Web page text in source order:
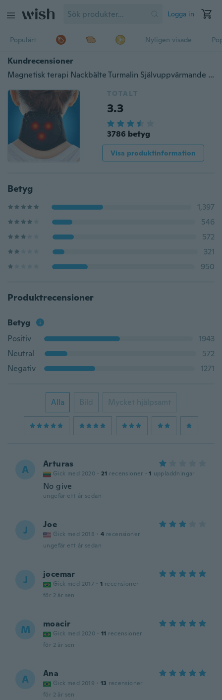
Logga in
Populärt Nyligen visade
Kundrecensioner
Magnetisk terapi Nackbälte Turmalin Självuppvärmande Magnetisk terapi Nacklindningsbälte Bälte Smärtlindring halskota Skydda
TOTALT
3.3
3786 betyg
Visa produktinformation
Betyg
1,397
546
572
321
950
Produktrecensioner
Betyg
Positiv
1943
Neutral
572
Negativ
1271
Alla Bild Mycket hjälpsamt
A Arturas
Gick med 2020 · 21 recensioner · 1 uppladdningar
No give
ungefär ett år sedan
J Joe
Gick med 2018 · 4 recensioner
ungefär ett år sedan
J jocemar
Gick med 2017 · 1 recensioner
för 2 år sen
M moacir
Gick med 2020 · 11 recensioner
för 2 år sen
A Ana
Gick med 2019 · 13 recensioner
för 2 år sen